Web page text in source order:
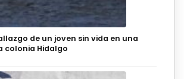
de un joven sin vida en una
colonia Hidalgo